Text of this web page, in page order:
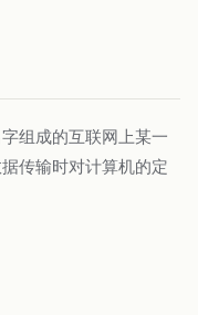
组成的互联网上某一
传输时对计算机的定